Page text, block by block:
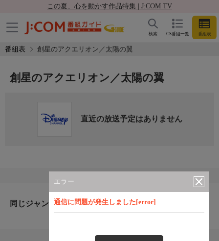
この夏、心を動かす作品特集 | J:COM TV
CS番組一覧 番組表
検索
番組表 創星のアクエリオン／太陽の翼
エラー
通信に問題が発生しました[error]
創星のアクエリオン／太陽の翼
直近の放送予定はありません
同じジャンルのおすすめ番組